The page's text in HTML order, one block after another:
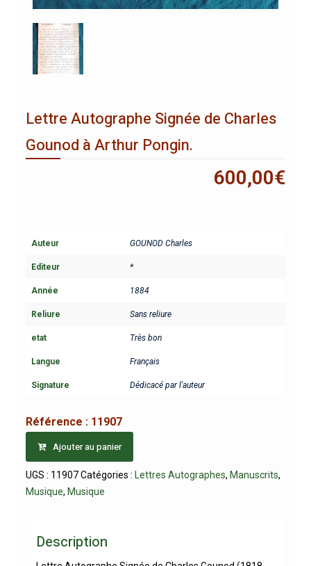
Lettre Autographe Signée de Charles
Gounod à Arthur Pongin.
600,00€
Auteur GOUNOD Charles
Editeur *
Année 1884
Reliure Sans reliure
etat Très bon
Langue Français
Signature Dédicacé par l'auteur
Référence : 11907
Ajouter au panier
UGS : 11907 Catégories : Lettres Autographes, Manuscrits,
Musique, Musique
Description